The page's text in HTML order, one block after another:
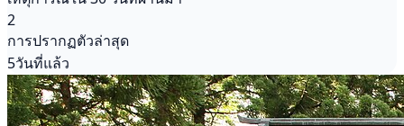
2
การปรากฏตัวล่าสุด
5วันที่แล้ว